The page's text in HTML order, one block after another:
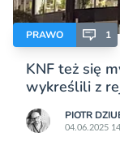
PRAWO 1
KNF też się
wykreślili z
PIOTR
04.06.2025